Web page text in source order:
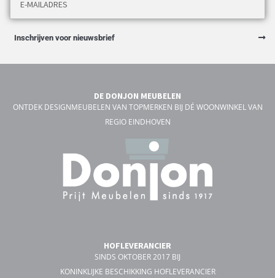
Inschrijven voor nieuwsbrief
DE DONJON MEUBELEN
ONTDEK DESIGNMEUBELEN VAN TOPMERKEN BIJ DÉ WOONWINKEL VAN
REGIO EINDHOVEN
HOFLEVERANCIER
SINDS OKTOBER 2017 BIJ
KONINKLIJKE BESCHIKKING HOFLEVERANCIER